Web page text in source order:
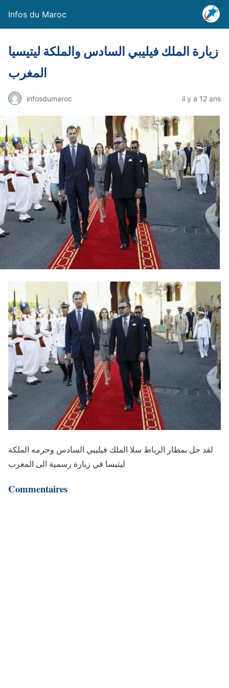
Infos du Maroc
زيارة الملك فيليبي السادس والملكة ليتيسيا
المغرب
infosdumaroc il y a 12 ans
لقد حل بمطار الرباط سلا الملك فيليبي السادس وحرمه الملكة
ليتيسا في زيارة رسمية الى المغرب
Commentaires